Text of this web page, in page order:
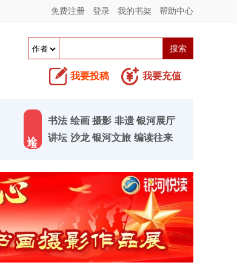
免费注册 登录 我的书架 帮助中心
我要投稿 我要充值
书法 绘画 摄影 非遗 银河展厅
讲坛 沙龙 银河文旅 编读往来